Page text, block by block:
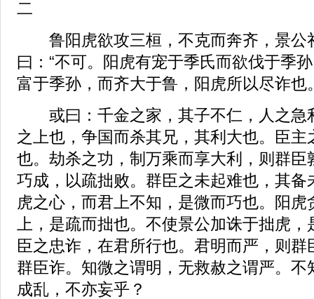
二
鲁阳虎欲攻三桓，不克而奔齐，景公
曰：“不可。阳虎有宠于季氏而欲伐于季
富于季孙，而齐大于鲁，阳虎所以尽诈也
或曰：千金之家，其子不仁，人之急
之上也，争国而杀其兄，其利大也。臣
也。劫杀之功，制万乘而享大利，则群
巧成，以疏拙败。群臣之未起难也，其备
虎之心，而君上不知，是微而巧也。阳虎
上，是疏而拙也。不使景公加诛于拙虎
臣之忠诈，在君所行也。君明而严，则
群臣诈。知微之谓明，无救赦之谓严。
成乱，不亦妄乎？